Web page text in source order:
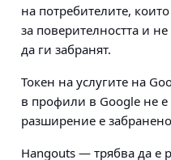
на потребителите,
за поверителността и
да ги забранят.
Токен на услугите на
в профили в Google не
разширение е
Hangouts — трябва да е